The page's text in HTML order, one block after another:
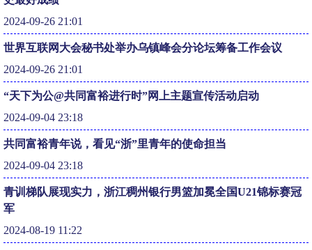
2024-09-26 21:01
世界互联网大会秘书处举办乌镇峰会分论坛筹备工作会议
2024-09-26 21:01
“天下为公@共同富裕进行时”网上主题宣传活动启动
2024-09-04 23:18
共同富裕青年说，看见“浙”里青年的使命担当
2024-09-04 23:18
青训梯队展现实力，浙江稠州银行男篮加冕全国U21锦标赛冠
军
2024-08-19 11:22